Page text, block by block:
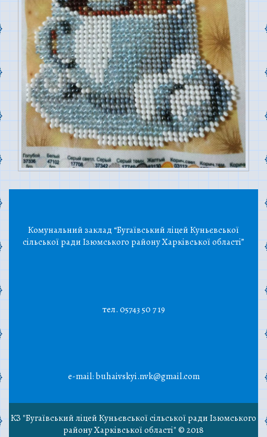
Комунальний заклад “Бугаївський ліцей Куньєвської
сільської ради Ізюмського району Харківської області”
тел. 05743 50 7 19
e-mail: buhaivskyi.nvk@gmail.com
КЗ "Бугаївський ліцей Куньєвської сільської ради Ізюмського
району Харківської області" © 2018